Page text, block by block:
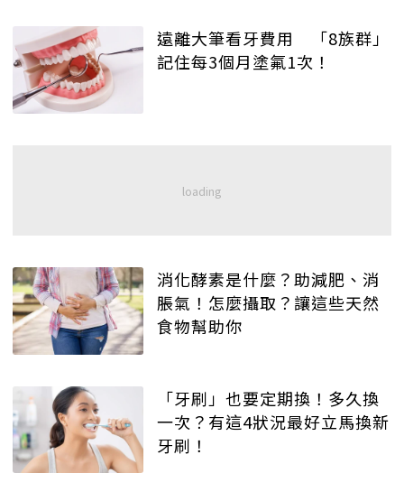
遠離大筆看牙費用 「8族群」
記住每3個月塗氟1次！
消化酵素是什麼？助減肥、消
脹氣！怎麼攝取？讓這些天然
食物幫助你
「牙刷」也要定期換！多久換
一次？有這4狀況最好立馬換新
牙刷！